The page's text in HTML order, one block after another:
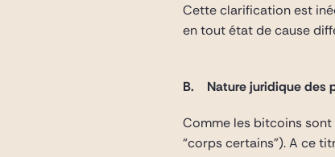
Cette clarification est
en tout état de cause
B. Nature juridique des
Comme les bitcoins sont
“corps certains”). A ce